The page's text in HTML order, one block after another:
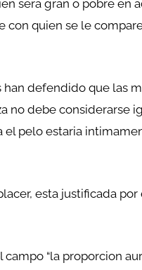
sera gran o pobre en
con quien se le
han defendido que las
no debe considerarse
el pelo estaria
esta justificada por
“la proporcion